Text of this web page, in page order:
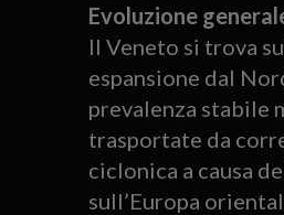
Evoluzione
Il Veneto si trova
espansione dal
prevalenza stabile
trasportate da
ciclonica a causa
sull’Europa